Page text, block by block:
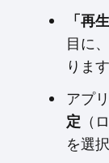
「再
目に
ります
アプ
定 （
を選